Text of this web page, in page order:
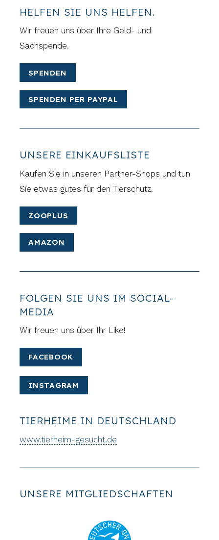
HELFEN SIE UNS HELFEN.
Wir freuen uns über Ihre Geld- und
Sachspende.
SPENDEN
SPENDEN PER PAYPAL
UNSERE EINKAUFSLISTE
Kaufen Sie in unseren Partner-Shops und tun
Sie etwas gutes für den Tierschutz.
ZOOPLUS
AMAZON
FOLGEN SIE UNS IM SOCIAL-
MEDIA
Wir freuen uns über Ihr Like!
FACEBOOK
INSTAGRAM
TIERHEIME IN DEUTSCHLAND
www.tierheim-gesucht.de
UNSERE MITGLIEDSCHAFTEN